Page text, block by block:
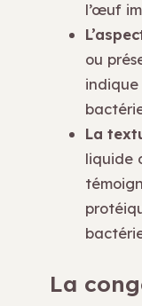
l’œuf
ou
La
liquide
La